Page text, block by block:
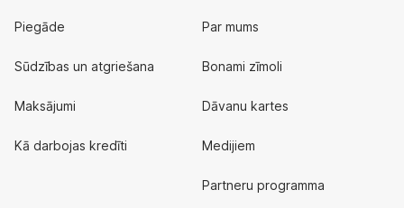
Piegāde
Sūdzības un atgriešana
Maksājumi
Kā darbojas kredīti
Par mums
Bonami zīmoli
Dāvanu kartes
Medijiem
Partneru programma